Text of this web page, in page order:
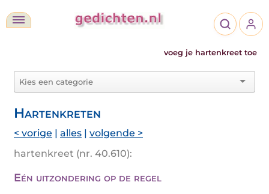
voeg je hartenkreet toe
Hartenkreten
< vorige | alles | volgende >
hartenkreet (nr. 40.610):
Eén uitzondering op de regel